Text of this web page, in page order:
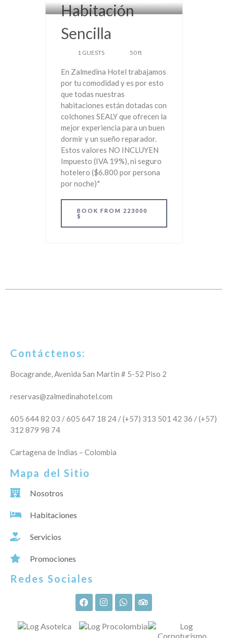
Habitación
Sencilla
1 GUESTS 50 ft
En Zalmedina Hotel trabajamos
por tu comodidad y es por esto
que todas nuestras
habitaciones están dotadas con
colchones SEALY que ofrecen la
mejor experiencia para un buen
dormir y un sueño reparador.
Estos valores NO INCLUYEN
Impuesto (IVA 19%), ni seguro
hotelero ($6.800 por persona
por noche)*
BOOK FROM 223000
$
Contáctenos:
Bocagrande, Avenida San Martin # 5-52 Piso 2
reservas@zalmedinahotel.com
605 644 82 03 / 605 647 18 24 / (+57) 313 501 42 36 / (+57)
312 879 98 74
Cartagena de Indias – Colombia
Mapa del Sitio
Nosotros
Habitaciones
Servicios
Promociones
Redes Sociales